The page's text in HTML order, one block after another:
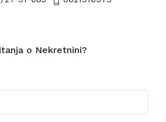
o Nekretnini?